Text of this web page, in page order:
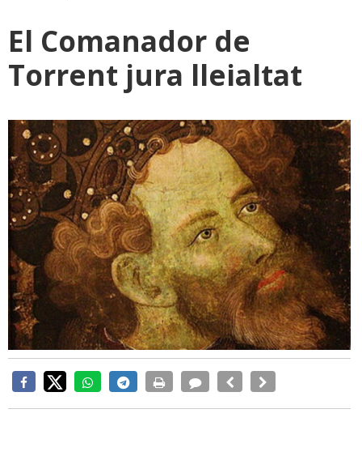
El Comanador de
Torrent jura lleialtat